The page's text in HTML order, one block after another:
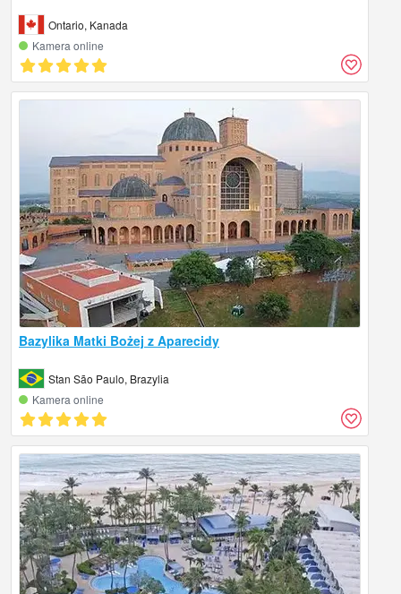
Ontario, Kanada
Kamera online
Bazylika Matki Bożej z Aparecidy
Stan São Paulo, Brazylia
Kamera online